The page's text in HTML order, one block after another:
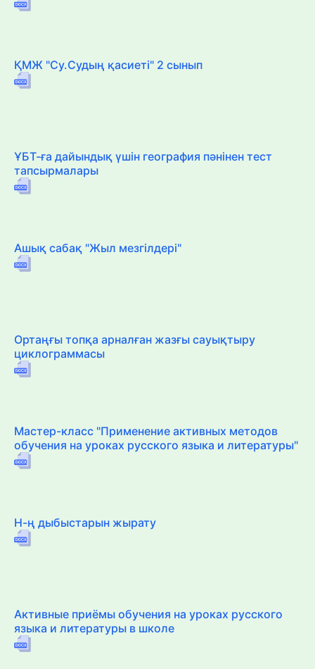
ҚМЖ "Су.Судың қасиеті" 2 сынып
ҰБТ-ға дайындық үшін география пәнінен тест
тапсырмалары
Ашық сабақ "Жыл мезгілдері"
Ортаңғы топқа арналған жазғы сауықтыру
циклограммасы
Мастер-класс "Применение активных методов
обучения на уроках русского языка и литературы"
Н-ң дыбыстарын жырату
Активные приёмы обучения на уроках русского
языка и литературы в школе